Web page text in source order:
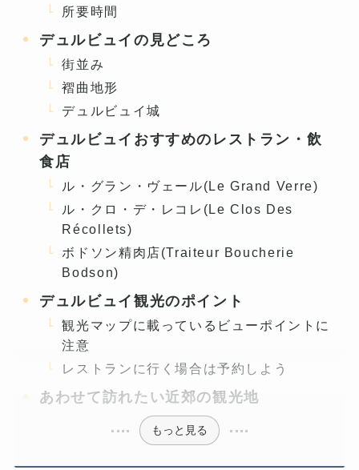
所要時間
デュルビュイの見どころ
街並み
褶曲地形
デュルビュイ城
デュルビュイおすすめのレストラン・飲
食店
ル・グラン・ヴェール(Le Grand Verre)
ル・クロ・デ・レコレ(Le Clos Des
Récollets)
ボドソン精肉店(Traiteur Boucherie
Bodson)
デュルビュイ観光のポイント
観光マップに載っているビューポイントに
注意
レストランに行く場合は予約しよう
あわせて訪れたい近郊の観光地
もっと見る